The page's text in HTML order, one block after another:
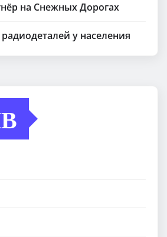
на Снежных Дорогах
у населения